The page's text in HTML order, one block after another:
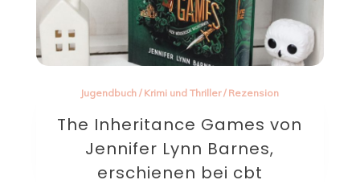
Jugendbuch / Krimi und Thriller/ Rezension
The Inheritance Games von
Jennifer Lynn Barnes,
erschienen bei cbt